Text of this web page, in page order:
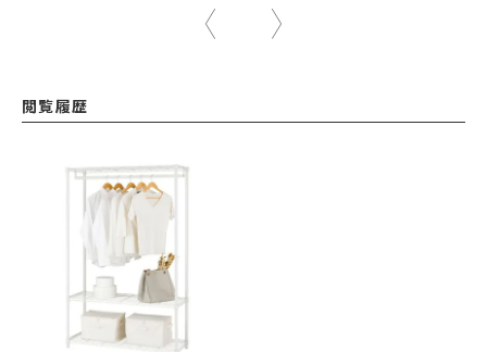
閲覧履歴